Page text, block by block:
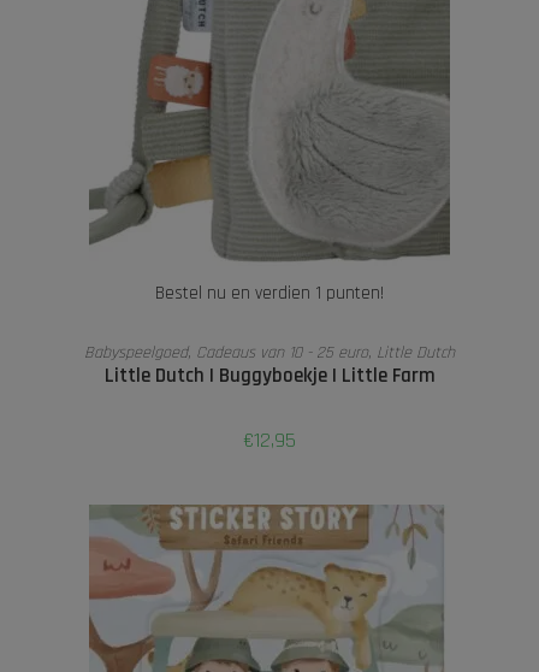
Bestel nu en verdien 1 punten!
LEES VERDER
Babyspeelgoed, Cadeaus van 10 - 25 euro, Little Dutch
Little Dutch I Buggyboekje I Little Farm
€12,95